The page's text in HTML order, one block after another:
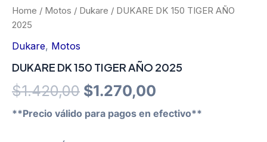
Home / Motos / Dukare / DUKARE DK 150 TIGER AÑO
2025
Dukare, Motos
DUKARE DK 150 TIGER AÑO 2025
$1.420,00 Original
price
$1.270,00
price
**Precio válido para pagos en efectivo**